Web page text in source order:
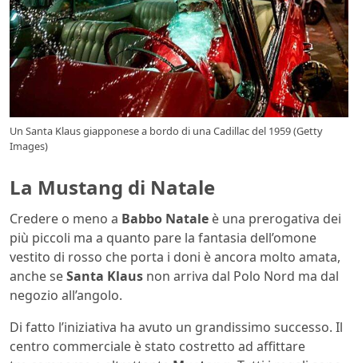
Un Santa Klaus giapponese a bordo di una Cadillac del 1959 (Getty
Images)
La Mustang di Natale
Credere o meno a Babbo Natale è una prerogativa dei
più piccoli ma a quanto pare la fantasia dell’omone
vestito di rosso che porta i doni è ancora molto amata,
anche seSanta Klaus non arriva dal Polo Nord ma dal
negozio all’angolo.
Di fatto l’iniziativa ha avuto un grandissimo successo. Il
centro commerciale è stato costretto ad affittare